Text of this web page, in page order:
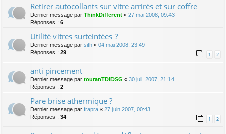
Retirer autocollants sur vitre arrirès et sur coffre
Dernier message par ThinkDifferent « 27 mai 2008, 09:43
Réponses : 6
Utilité vitres surteintées ?
Dernier message par sith « 04 mai 2008, 23:49
Réponses : 29 1 2
anti pincement
Dernier message par touranTDIDSG « 30 juil. 2007, 21:14
Réponses : 2
Pare brise athermique ?
Dernier message par frapra « 27 juin 2007, 00:43
Réponses : 34 1 2